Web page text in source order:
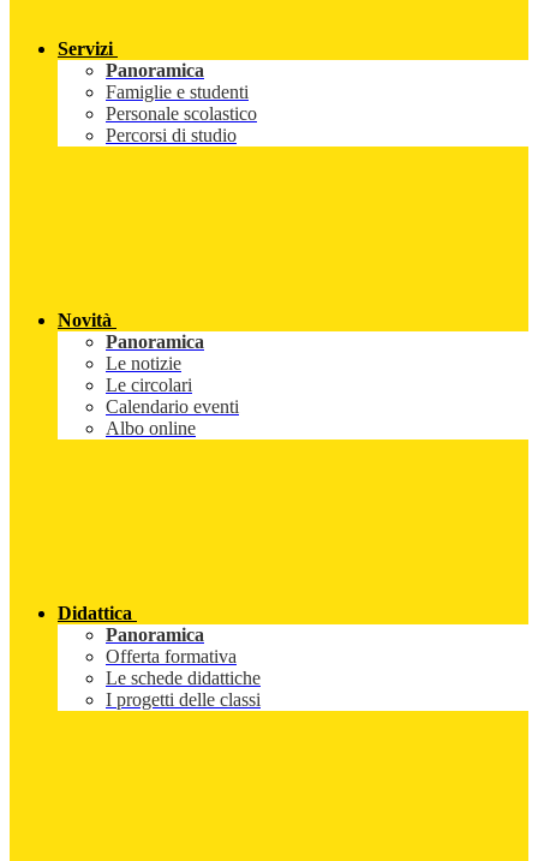
Servizi
Panoramica
Famiglie e studenti
Personale scolastico
Percorsi di studio
Novità
Panoramica
Le notizie
Le circolari
Calendario eventi
Albo online
Didattica
Panoramica
Offerta formativa
Le schede didattiche
I progetti delle classi